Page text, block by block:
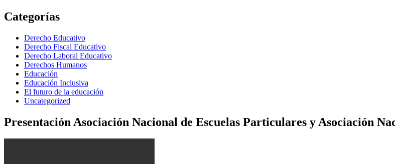
Categorías
Derecho Educativo
Derecho Fiscal Educativo
Derecho Laboral Educativo
Derechos Humanos
Educación
Educación Inclusiva
El futuro de la educación
Uncategorized
Presentación Asociación Nacional de Escuelas Particulares y Asociación